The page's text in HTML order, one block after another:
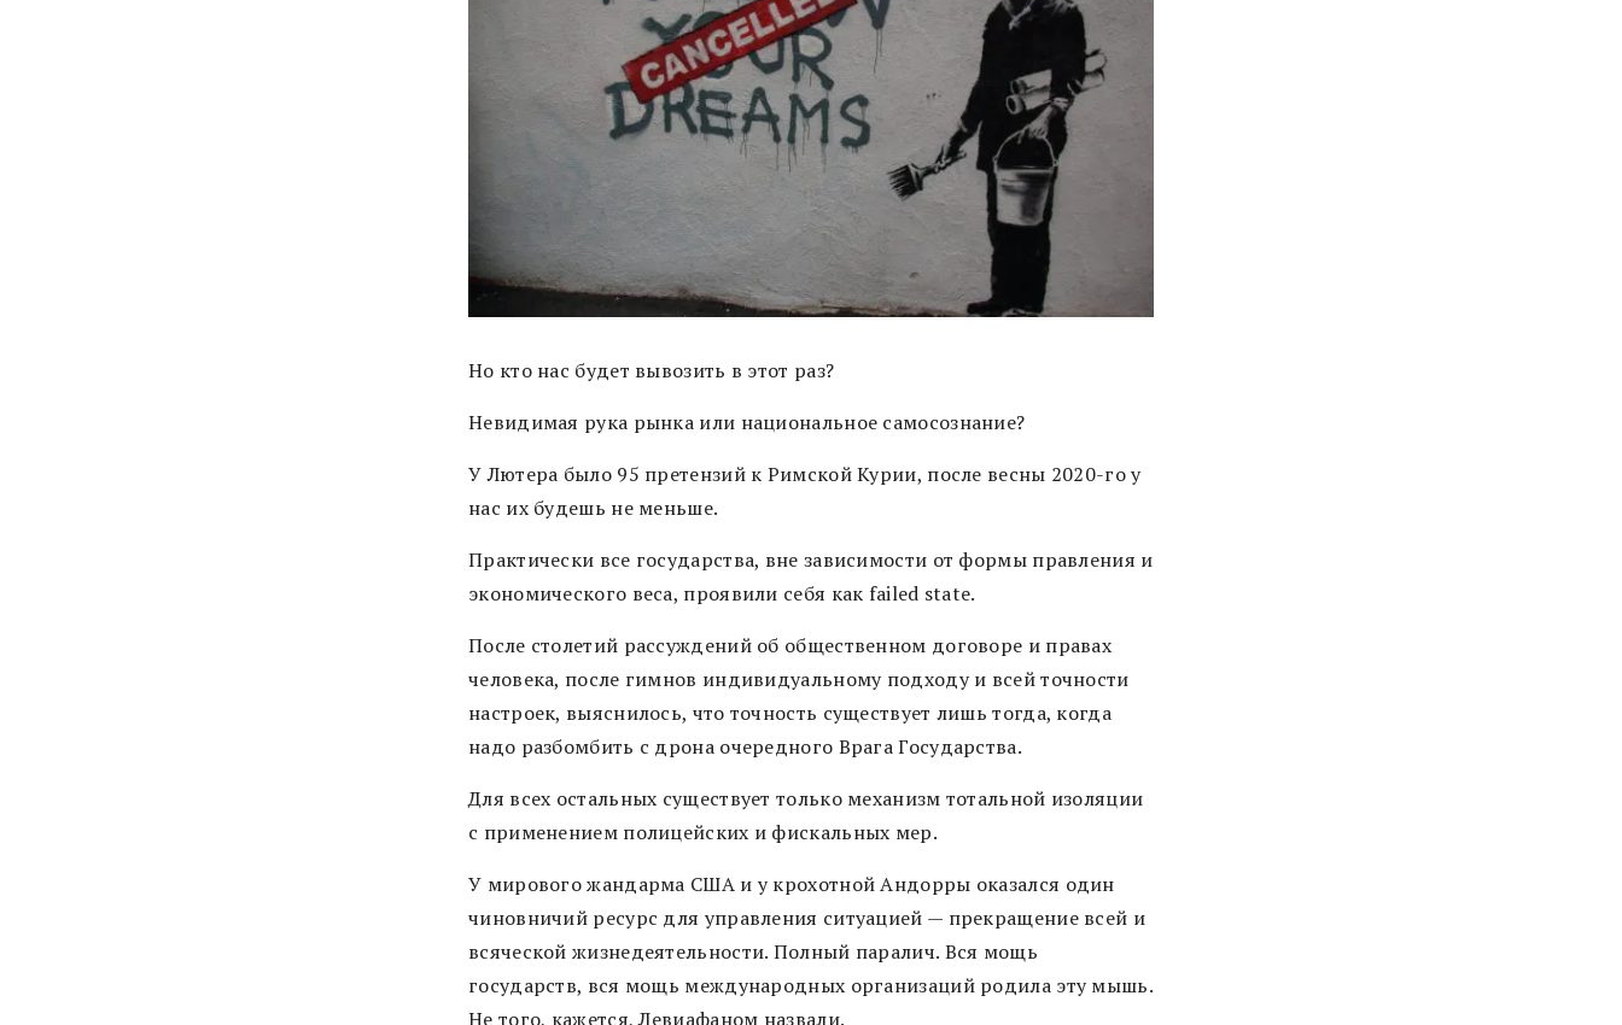
Но кто нас будет вывозить в этот раз?
Невидимая рука рынка или национальное самосознание?
У Лютера было 95 претензий к Римской Курии, после весны 2020-го у
нас их будешь не меньше.
Практически все государства, вне зависимости от формы правления и
экономического веса, проявили себя как failed state.
После столетий рассуждений об общественном договоре и правах
человека, после гимнов индивидуальному подходу и всей точности
настроек, выяснилось, что точность существует лишь тогда, когда
надо разбомбить с дрона очередного Врага Государства.
Для всех остальных существует только механизм тотальной изоляции
с применением полицейских и фискальных мер.
У мирового жандарма США и у крохотной Андорры оказался один
чиновничий ресурс для управления ситуацией — прекращение всей и
всяческой жизнедеятельности. Полный паралич. Вся мощь
государств, вся мощь международных организаций родила эту мышь.
Не того, кажется, Левиафаном назвали.